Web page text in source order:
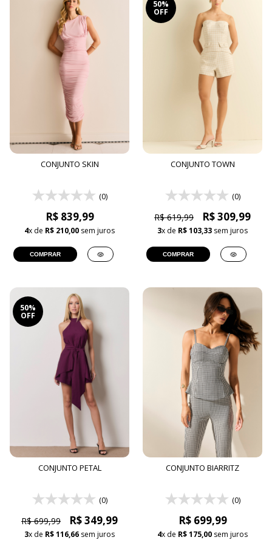
CONJUNTO SKIN
(0)
R$ 839,99
4x de R$ 210,00 sem juros
COMPRAR
50%
OFF
CONJUNTO TOWN
(0)
R$ 619,99 R$ 309,99
3x de R$ 103,33 sem juros
COMPRAR
50%
OFF
CONJUNTO PETAL
(0)
R$ 699,99 R$ 349,99
3x de R$ 116,66 sem juros
CONJUNTO BIARRITZ
(0)
R$ 699,99
4x de R$ 175,00 sem juros